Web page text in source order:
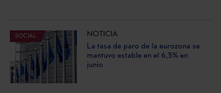
SOCIAL
NOTICIA
La tasa de paro de la eurozona se
mantuvo estable en el 6,3% en
junio